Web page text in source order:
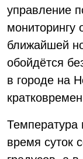
управление
ближайшей
обойдётся
в городе на
Температура
время суток